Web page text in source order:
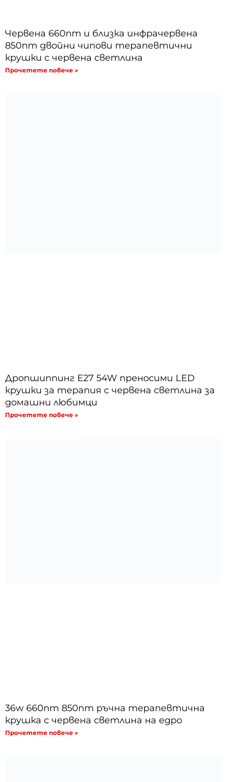
Червена 660nm и близка инфрачервена
850nm двойни чипови терапевтични
крушки с червена светлина
Прочетете повече »
Дропшиппинг E27 54W преносими LED
крушки за терапия с червена светлина за
домашни любимци
Прочетете повече »
36w 660nm 850nm ръчна терапевтична
крушка с червена светлина на едро
Прочетете повече »